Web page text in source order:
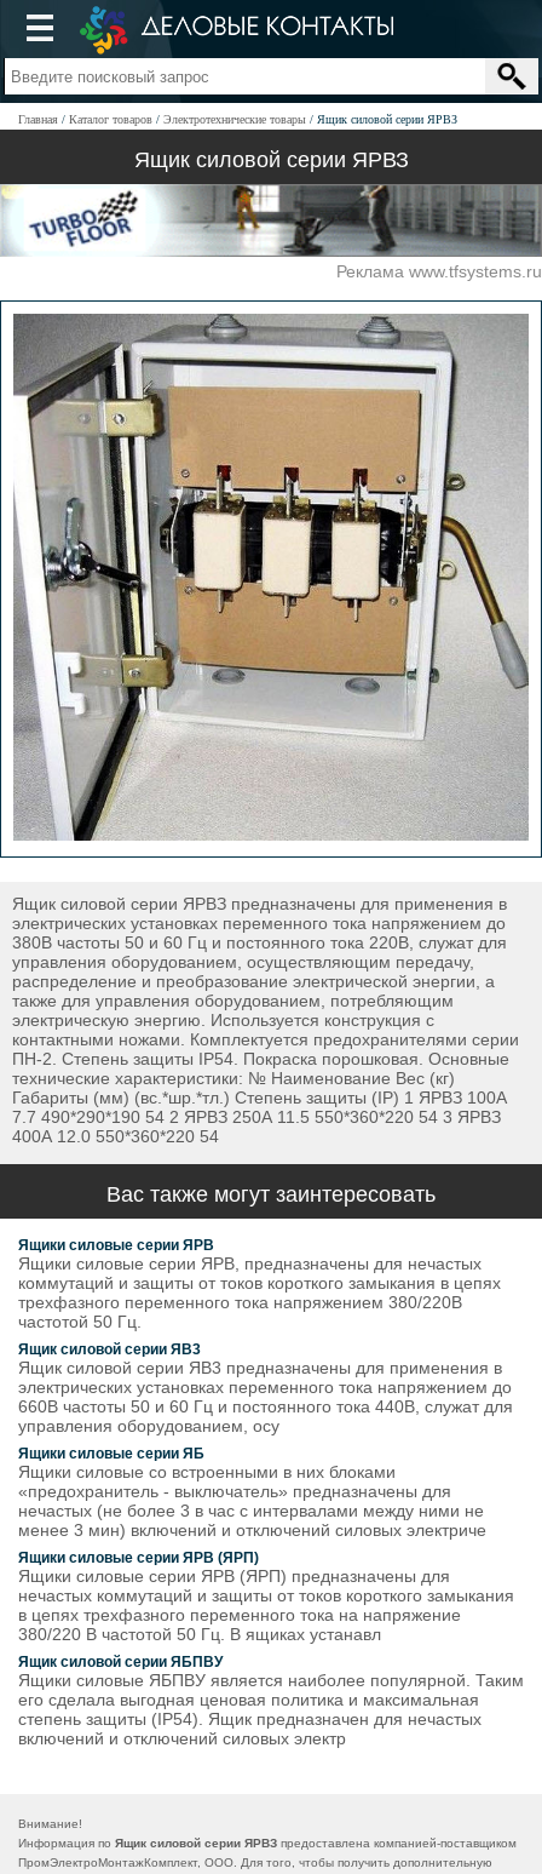
Главная Каталог товаров Электротехнические товары Ящик силовой серии ЯРВЗ
Ящик силовой серии ЯРВЗ
Реклама www.tfsystems.ru
Ящик силовой серии ЯРВЗ предназначены для применения в
электрических установках переменного тока напряжением до
380В частоты 50 и 60 Гц и постоянного тока 220В, служат для
управления оборудованием, осуществляющим передачу,
распределение и преобразование электрической энергии, а
также для управления оборудованием, потребляющим
электрическую энергию. Используется конструкция с
контактными ножами. Комплектуется предохранителями серии
ПН-2. Степень защиты IP54. Покраска порошковая. Основные
технические характеристики: № Наименование Вес (кг)
Габариты (мм) (вс.*шр.*тл.) Степень защиты (IP) 1 ЯРВЗ 100А
7.7 490*290*190 54 2 ЯРВЗ 250А 11.5 550*360*220 54 3 ЯРВЗ
400А 12.0 550*360*220 54
Вас также могут заинтересовать
Ящики силовые серии ЯРВ
Ящики силовые серии ЯРВ, предназначены для нечастых
коммутаций и защиты от токов короткого замыкания в цепях
трехфазного переменного тока напряжением 380/220В
частотой 50 Гц.
Ящик силовой серии ЯВ3
Ящик силовой серии ЯВ3 предназначены для применения в
электрических установках переменного тока напряжением до
660В частоты 50 и 60 Гц и постоянного тока 440В, служат для
управления оборудованием, осу
Ящики силовые серии ЯБ
Ящики силовые со встроенными в них блоками
«предохранитель - выключатель» предназначены для
нечастых (не более 3 в час с интервалами между ними не
менее 3 мин) включений и отключений силовых электриче
Ящики силовые серии ЯРВ (ЯРП)
Ящики силовые серии ЯРВ (ЯРП) предназначены для
нечастых коммутаций и защиты от токов короткого замыкания
в цепях трехфазного переменного тока на напряжение
380/220 В частотой 50 Гц. В ящиках устанавл
Ящик силовой серии ЯБПВУ
Ящики силовые ЯБПВУ является наиболее популярной. Таким
его сделала выгодная ценовая политика и максимальная
степень защиты (IP54). Ящик предназначен для нечастых
включений и отключений силовых электр
Внимание!
Информация по Ящик силовой серии ЯРВЗ предоставлена компанией-поставщиком
ПромЭлектроМонтажКомплект, ООО. Для того, чтобы получить дополнительную